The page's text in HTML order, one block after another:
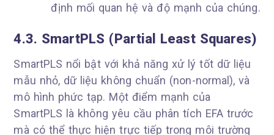
định mối quan hệ và độ mạnh của chúng.
4.3. SmartPLS (Partial Least Squares)
SmartPLS nổi bật với khả năng xử lý tốt dữ liệu
mẫu nhỏ, dữ liệu không chuẩn (non-normal), và
mô hình phức tạp. Một điểm mạnh của
SmartPLS là không yêu cầu phân tích EFA trước
mà có thể thực hiện trực tiếp trong môi trường